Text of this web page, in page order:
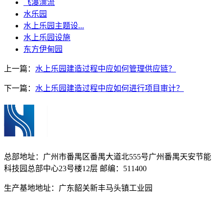
飞瀑漂流
水乐园
水上乐园主题设...
水上乐园设施
东方伊甸园
上一篇： 水上乐园建造过程中应如何管理供应链？
下一篇： 水上乐园建造过程中应如何进行项目审计？
总部地址：广州市番禺区番禺大道北555号广州番禺天安节能
科技园总部中心23号楼12层 邮编：511400
生产基地地址：广东韶关新丰马头镇工业园